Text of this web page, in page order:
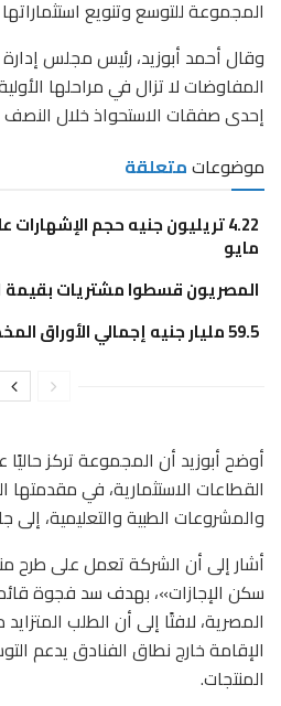
المجموعة للتوسع وتنويع
وقال أحمد أبوزيد، رئيس مجلس إدارة
المفاوضات لا تزال في مراحلها
إحدى صفقات الاستحواذ خلال النصف
موضوعاتمتعلقة
4.22 تريليون جنيه حجم
مايو
المصريون قسطوا مشتريات بقيمة 11.1 مليار جنيه خلال مايو
59.5 مليار جنيه إجمالي الأوراق المخصمة بنهاية مايو 2026
أوضح أبوزيد أن المجموعة تركز
القطاعات الاستثمارية، في مقدمتها
والمشروعات الطبية والتعليمية، إلى
أشار إلى أن الشركة تعمل على طرح
سكن الإجازات»، بهدف سد فجوة
المصرية، لافتًا إلى أن الطلب
الإقامة خارج نطاق الفنادق يدعم
المنتجات.